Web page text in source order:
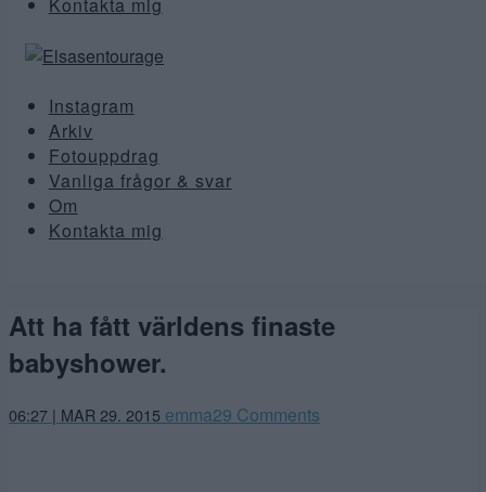
Kontakta mig
Instagram
Arkiv
Fotouppdrag
Vanliga frågor & svar
Om
Kontakta mig
Att ha fått världens finaste
babyshower.
06:27 | MAR 29. 2015 emma29 Comments